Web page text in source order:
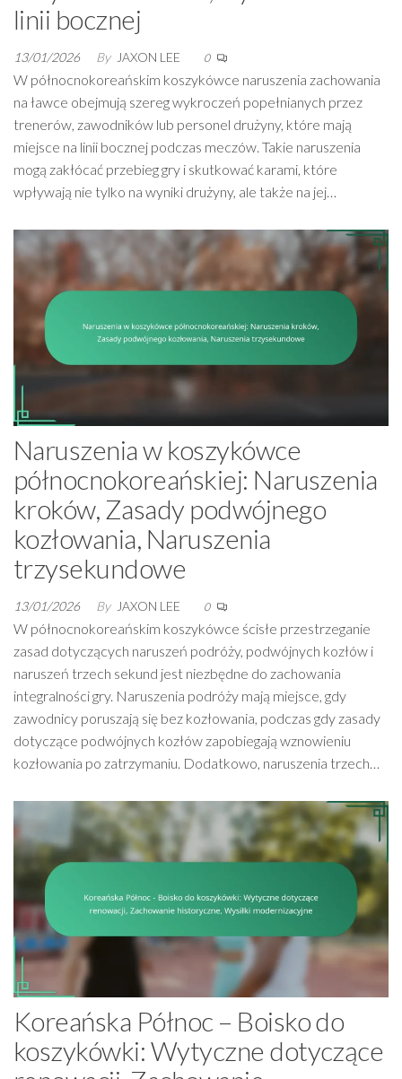
linii bocznej
13/01/2026 By JAXON LEE 0
W północnokoreańskim koszykówce naruszenia zachowania
na ławce obejmują szereg wykroczeń popełnianych przez
trenerów, zawodników lub personel drużyny, które mają
miejsce na linii bocznej podczas meczów. Takie naruszenia
mogą zakłócać przebieg gry i skutkować karami, które
wpływają nie tylko na wyniki drużyny, ale także na jej…
Naruszenia w koszykówce
północnokoreańskiej: Naruszenia
kroków, Zasady podwójnego
kozłowania, Naruszenia
trzysekundowe
13/01/2026 By JAXON LEE 0
W północnokoreańskim koszykówce ścisłe przestrzeganie
zasad dotyczących naruszeń podróży, podwójnych kozłów i
naruszeń trzech sekund jest niezbędne do zachowania
integralności gry. Naruszenia podróży mają miejsce, gdy
zawodnicy poruszają się bez kozłowania, podczas gdy zasady
dotyczące podwójnych kozłów zapobiegają wznowieniu
kozłowania po zatrzymaniu. Dodatkowo, naruszenia trzech…
Koreańska Północ – Boisko do
koszykówki: Wytyczne dotyczące